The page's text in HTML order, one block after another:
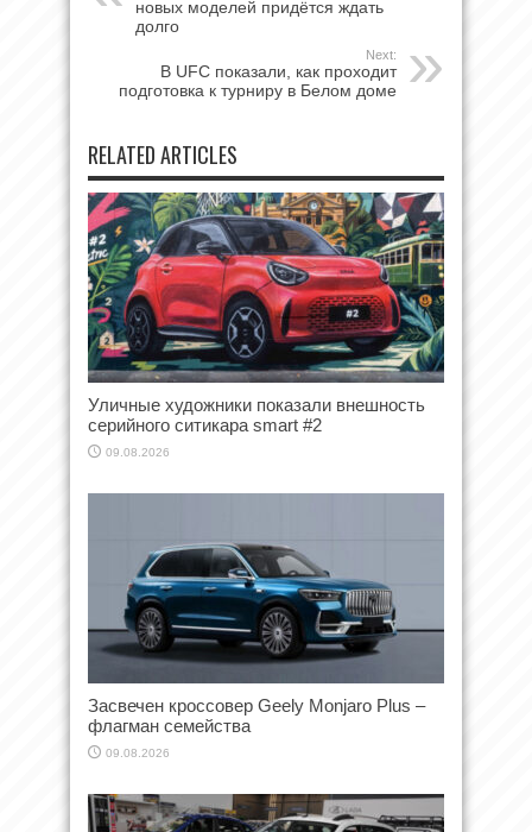
новых моделей придётся ждать
долго
Next:
В UFC показали, как проходит
подготовка к турниру в Белом доме
RELATED ARTICLES
Уличные художники показали внешность
серийного ситикара smart #2
09.08.2026
Засвечен кроссовер Geely Monjaro Plus –
флагман семейства
09.08.2026